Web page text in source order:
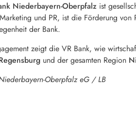
Niederbayern-Oberpfalz ist
und PR, ist die Förderung von
der Bank.
zeigt die VR Bank, wie
und der gesamten Region
Oberpfalz eG / LB